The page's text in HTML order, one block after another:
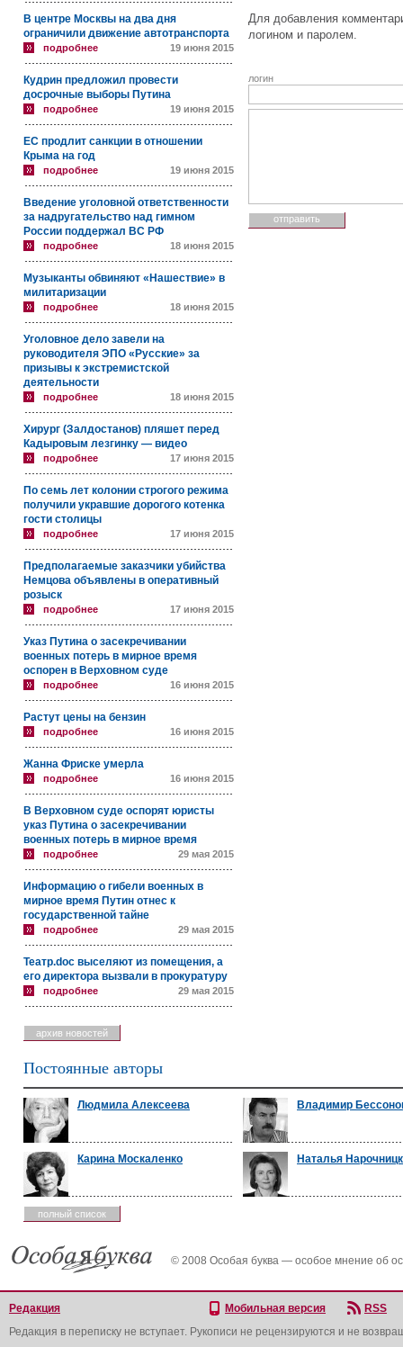
В центре Москвы на два дня
ограничили движение автотранспорта
подробнее 19 июня 2015
Кудрин предложил провести
досрочные выборы Путина
подробнее 19 июня 2015
ЕС продлит санкции в отношении
Крыма на год
подробнее 19 июня 2015
Введение уголовной ответственности
за надругательство над гимном
России поддержал ВС РФ
подробнее 18 июня 2015
Музыканты обвиняют «Нашествие» в
милитаризации
подробнее 18 июня 2015
Уголовное дело завели на
руководителя ЭПО «Русские» за
призывы к экстремистской
деятельности
подробнее 18 июня 2015
Хирург (Залдостанов) пляшет перед
Кадыровым лезгинку — видео
подробнее 17 июня 2015
По семь лет колонии строгого режима
получили укравшие дорогого котенка
гости столицы
подробнее 17 июня 2015
Предполагаемые заказчики убийства
Немцова объявлены в оперативный
розыск
подробнее 17 июня 2015
Указ Путина о засекречивании
военных потерь в мирное время
оспорен в Верховном суде
подробнее 16 июня 2015
Растут цены на бензин
подробнее 16 июня 2015
Жанна Фриске умерла
подробнее 16 июня 2015
В Верховном суде оспорят юристы
указ Путина о засекречивании
военных потерь в мирное время
подробнее 29 мая 2015
Информацию о гибели военных в
мирное время Путин отнес к
государственной тайне
подробнее 29 мая 2015
Театр.doc выселяют из помещения, а
его директора вызвали в прокуратуру
подробнее 29 мая 2015
архив новостей
Для добавления
логином и паролем.
логин
Постоянные авторы
Людмила Алексеева Владимир
Карина Москаленко Наталья
полный список
© 2008 Особая буква — особое мнение об
Редакция Мобильная версия
RSS
Редакция в переписку не вступает. Рукописи не рецензируются и не